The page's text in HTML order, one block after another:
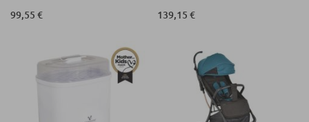
99,55 € 139,15 €